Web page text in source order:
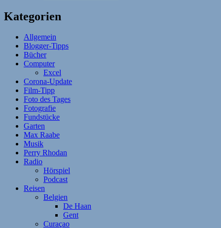
Kategorien
Allgemein
Blogger-Tipps
Bücher
Computer
Excel
Corona-Update
Film-Tipp
Foto des Tages
Fotografie
Fundstücke
Garten
Max Raabe
Musik
Perry Rhodan
Radio
Hörspiel
Podcast
Reisen
Belgien
De Haan
Gent
Curaçao